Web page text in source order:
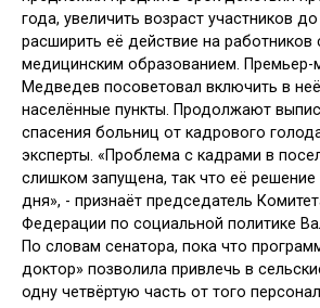
года, увеличить возраст участников
расширить её действие на работников
медицинским образованием. Премьер-
Медведев посоветовал включить в
населённые пункты. Продолжают
спасения больниц от кадрового
эксперты. «Проблема с кадрами в
слишком запущена, так что её
дня», - признаёт председатель
Федерации по социальной политике
По словам сенатора, пока что
доктор» позволила привлечь в
одну четвёртую часть от того